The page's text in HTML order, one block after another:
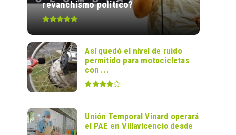
revanchismo político?
Así quedó el nivel de ruido
permitido para motocicletas
con ...
Unión Temporal Vinard operará
el PAE en Villavicencio desde